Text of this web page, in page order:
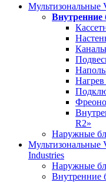
Мультизональные
Внутренние
R2»
Наружные
Мультизональные
Industries
Наружные
Внутренние